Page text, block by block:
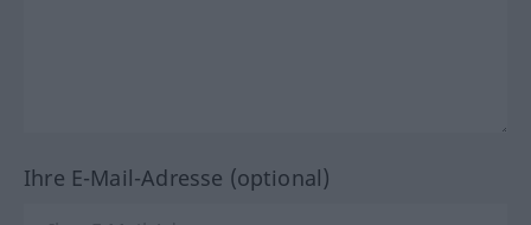
Ihre E-Mail-Adresse (optional)